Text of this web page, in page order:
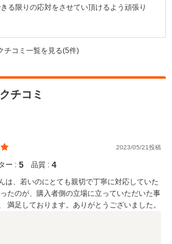
る限りの応対をさせてい頂けるよう頑張り
チコミ一覧を見る(5件)
チコミ
2023/05/21投稿
ー : 5 品質 : 4
は、若いのにとても親切で丁寧に対応していた
たのが、購入者側の立場に立っていただいた事
満足しております。ありがとうございました。